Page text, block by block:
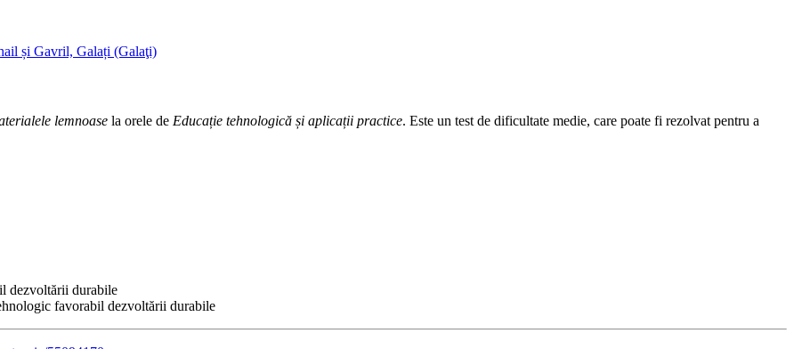
și Gavril, Galați (Galaţi)
lemnoase la orele de Educație tehnologică și aplicații practice. Este un test de dificultate medie, care poate fi rezolvat pentru a
dezvoltării durabile
favorabil dezvoltării durabile